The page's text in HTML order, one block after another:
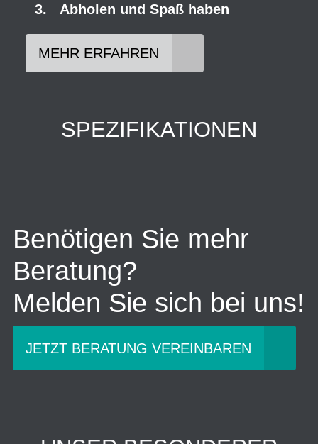
Abholen und Spaß haben
MEHR ERFAHREN
SPEZIFIKATIONEN
Benötigen Sie mehr
Beratung?
Melden Sie sich bei uns!
JETZT BERATUNG VEREINBAREN